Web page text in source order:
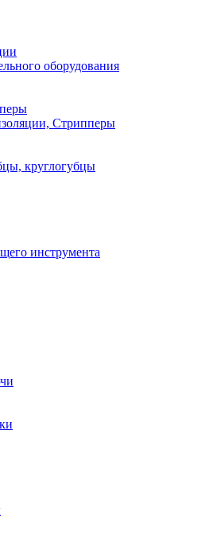
оборудования
Стрипперы
круглогубцы
инструмента